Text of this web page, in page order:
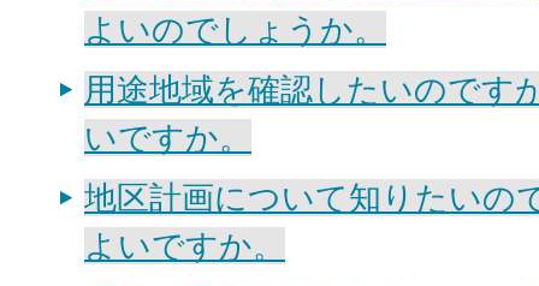
よいのでしょうか。
用途地域を確認したいのです
いですか。
地区計画について知りたいの
よいですか。